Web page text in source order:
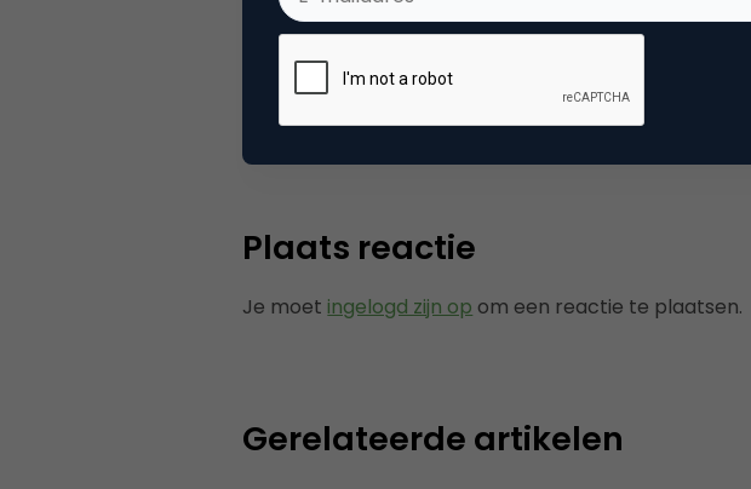
Tags marketingfacts
Plaats reactie
Je moet ingelogd zijn op om een reactie te plaatsen.
Gerelateerde artikelen